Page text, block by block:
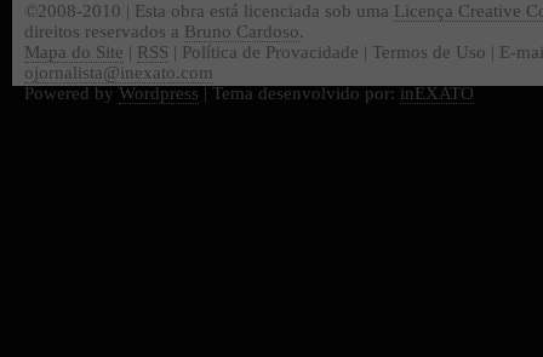
©2008-2010 | Esta obra está licenciada sob uma Licença Creative
direitos reservados a Bruno Cardoso.
Mapa do Site | RSS | Política de Provacidade | Termos de Uso | E-
ojornalista@inexato.com
Powered by Wordpress | Tema desenvolvido por: inEXATO